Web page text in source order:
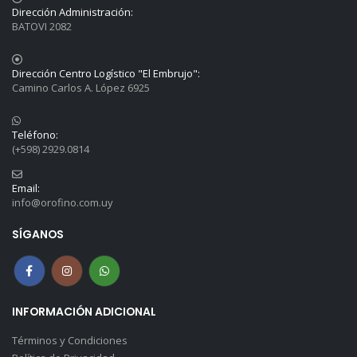
Dirección Administración:
BATOVI 2082
Dirección Centro Logístico "El Embrujo":
Camino Carlos A. López 6925
Teléfono:
(+598) 2929.0814
Email:
info@orofino.com.uy
SÍGANOS
INFORMACIÓN ADICIONAL
Términos y Condiciones